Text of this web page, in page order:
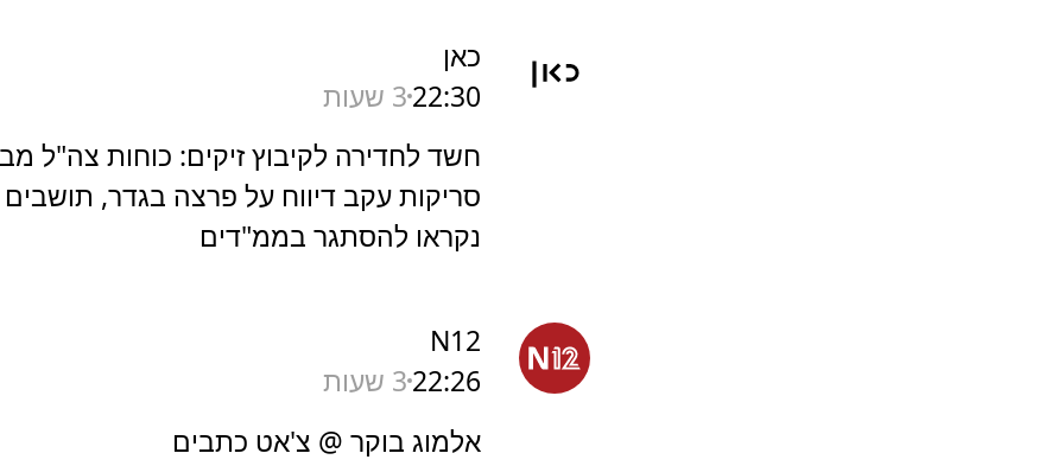
כאן
22:303 שעות
חשד לחדירה לקיבוץ זיקים: כוחות צה"ל
סריקות עקב דיווח על פרצה בגדר, תושבים
נקראו להסתגר בממ"דים
N12
22:263 שעות
אלמוג בוקר @ צ'אט כתבים